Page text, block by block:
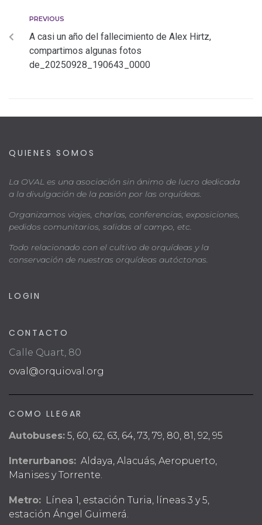
PREVIOUS
A casi un año del fallecimiento de Alex Hirtz,
compartimos algunas fotos
de_20250928_190643_0000
QUIENES SOMOS
La OVAL es una asociación sin ánimo de lucro dedicada
a la divulgación de la pasión por las orquídeas.
Organizamos viajes, charlas, conferencias, exposiciones,
pedidos comunitarios, salidas al campo, etc.
Todo relacionado con el cultivo de orquídeas y la
conservación de nuestras orquídeas autóctonas.
LOGIN
CONTACTO
Calle Quart, 80
oval@orquioval.org
COMO LLEGAR
Autobuses: 5, 60, 62, 63, 64, 73, 79, 80, 81, 92, 95
Interurbanos: Aldaya, Alacuás, Aeropuerto,
Manises y Torrente.
Metro: Línea 1, estación Turia, líneas 3 y 5,
estación Ángel Guimerá.